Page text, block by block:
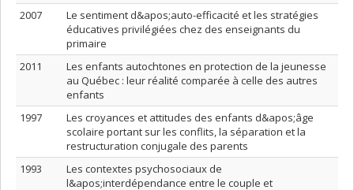
2007
Le sentiment d&apos;auto-efficacité et les stratégies
éducatives privilégiées chez des enseignants du
primaire
2011
Les enfants autochtones en protection de la jeunesse
au Québec : leur réalité comparée à celle des autres
enfants
1997
Les croyances et attitudes des enfants d&apos;âge
scolaire portant sur les conflits, la séparation et la
restructuration conjugale des parents
1993
Les contextes psychosociaux de
l&apos;interdépendance entre le couple et